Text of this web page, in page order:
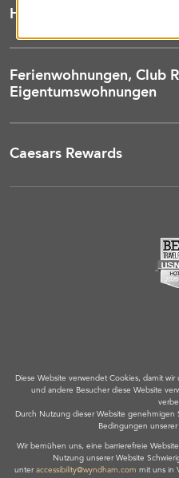
Hotels by Wyndham
Ferienwohnungen, Club
Eigentumswohnungen
Caesars Rewards
Diese Website verwendet Cookies, damit
und andere Besucher diese Website
Durch Nutzung dieser Website
Bedingungen unserer
Wir bemühen uns, eine barrierefreie
Nutzung unserer Website
unter accessibility@wyndham.com mit uns in